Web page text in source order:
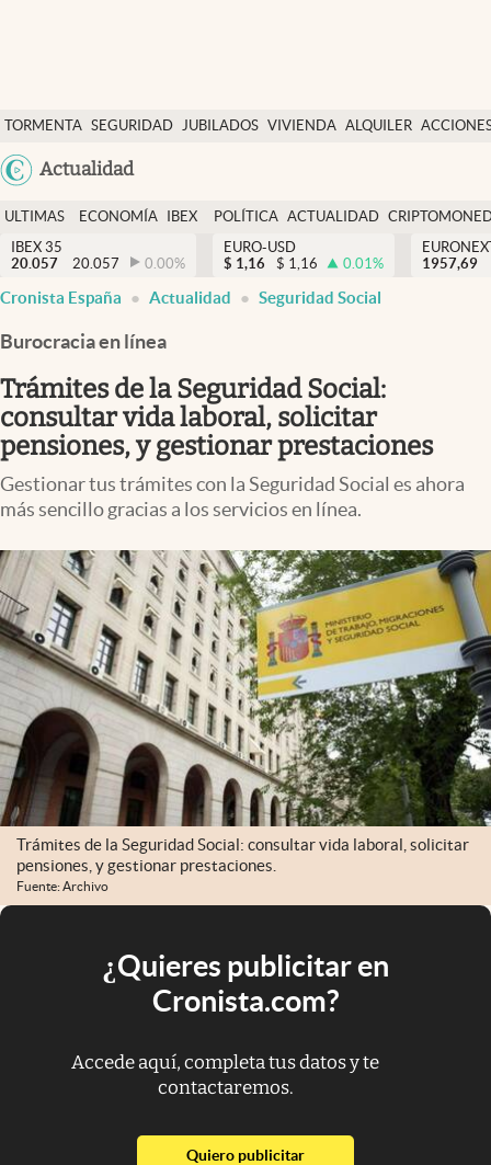
TORMENTA SEGURIDAD JUBILADOS VIVIENDA ALQUILER
USA
Actualidad
Economía y finanzas
Política
Actualidad
Criptomonedas
España
ULTIMAS
NOTICIAS
ECONOMÍA
FINANZAS
IBEX
EURO
POLÍTICA ACTUALIDAD
IBEX 35
20.057
20.057 0.00%
EURO-USD
$ 1,16 $ 1,16 0.01%
1957,69
Cronista España Actualidad Seguridad Social
Burocracia en línea
Trámites de la Seguridad Social:
consultar vida laboral, solicitar
pensiones, y gestionar prestaciones
Gestionar tus trámites con la Seguridad Social es ahora
más sencillo gracias a los servicios en línea.
Trámites de la Seguridad Social: consultar vida laboral, solicitar
pensiones, y gestionar prestaciones.
Fuente: Archivo
¿Quieres publicitar en
Cronista.com?
Accede aquí, completa tus datos y te
contactaremos.
Quiero publicitarabre en nueva pestaña